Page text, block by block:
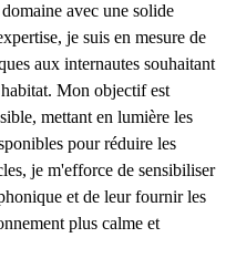
avec une solide
je suis en mesure de
aux internautes souhaitant
Mon objectif est
mettant en lumière les
pour réduire les
je m'efforce de sensibiliser
et de leur fournir les
plus calme et